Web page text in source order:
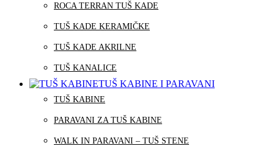
ROCA TERRAN TUŠ KADE
TUŠ KADE KERAMIČKE
TUŠ KADE AKRILNE
TUŠ KANALICE
TUŠ KABINE I PARAVANI
TUŠ KABINE
PARAVANI ZA TUŠ KABINE
WALK IN PARAVANI – TUŠ STENE